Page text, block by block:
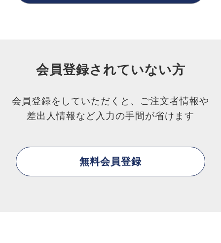
会員登録されていない方
会員登録をしていただくと、ご注文者情報や
差出人情報など入力の手間が省けます